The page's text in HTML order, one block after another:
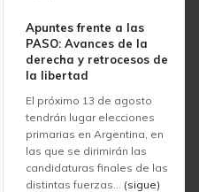
Apuntes frente a las
PASO: Avances de la
derecha y retrocesos de
la libertad
El próximo 13 de agosto
tendrán lugar elecciones
primarias en Argentina, en
las que se dirimirán las
candidaturas finales de las
distintas fuerzas... (sigue)